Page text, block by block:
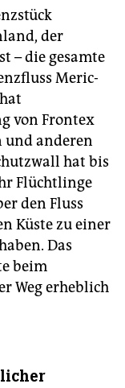
der
– die gesamte
Meric-
von Frontex
und anderen
hat bis
Flüchtlinge
den Fluss
Küste zu einer
Das
beim
Weg erheblich